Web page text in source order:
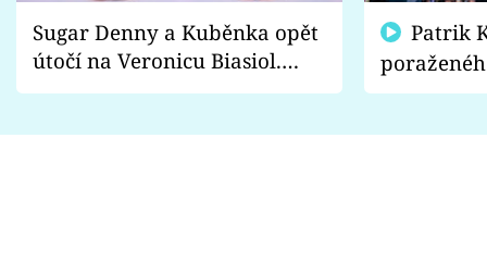
Sugar Denny a Kuběnka opět
útočí na Veronicu Biasiol.
Proč je podle nich falešná a
fanoušci